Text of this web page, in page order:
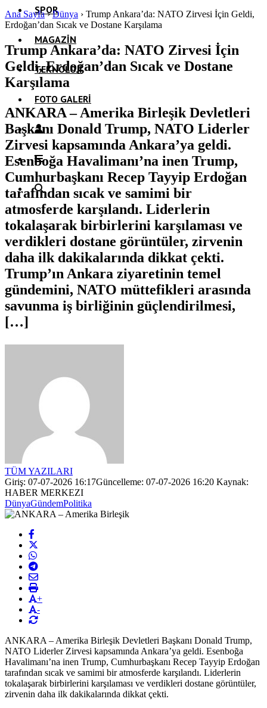
SPOR
MAGAZIN
TEKNOLOJI
FOTO GALERI
Ana Sayfa›Dünya › Trump Ankara’da: NATO Zirvesi İçin Geldi,
Erdoğan’dan Sıcak ve Dostane Karşılama
Trump Ankara’da: NATO Zirvesi İçin
Geldi, Erdoğan’dan Sıcak ve Dostane
Karşılama
ANKARA – Amerika Birleşik Devletleri
Başkanı Donald Trump, NATO Liderler
Zirvesi kapsamında Ankara’ya geldi.
Esenboğa Havalimanı’na inen Trump,
Cumhurbaşkanı Recep Tayyip Erdoğan
tarafından sıcak ve samimi bir
atmosferde karşılandı. Liderlerin
tokalaşarak birbirlerini karşılaması ve
verdikleri dostane görüntüler, zirvenin
daha ilk dakikalarında dikkat çekti.
Trump’ın Ankara ziyaretinin temel
gündemini, NATO müttefikleri arasında
savunma iş birliğinin güçlendirilmesi,
[…]
TÜM YAZILARI
Giriş: 07-07-2026 16:17Güncelleme: 07-07-2026 16:20 Kaynak:
HABER MERKEZI
DünyaGündemPolitika
+
-
ANKARA – Amerika Birleşik Devletleri Başkanı Donald Trump,
NATO Liderler Zirvesi kapsamında Ankara’ya geldi. Esenboğa
Havalimanı’na inen Trump, Cumhurbaşkanı Recep Tayyip Erdoğan
tarafından sıcak ve samimi bir atmosferde karşılandı. Liderlerin
tokalaşarak birbirlerini karşılaması ve verdikleri dostane görüntüler,
zirvenin daha ilk dakikalarında dikkat çekti.